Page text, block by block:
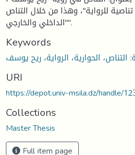
للرواية"، وهذا من خلال التناص
"الداخلي والخارجي".
Keywords
URI
https://depot.univ-msila.dz/handle/
Collections
Master Thesis
Full item page